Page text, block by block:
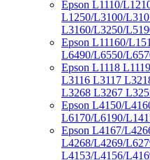
Epson L1110/
L1250/L3100/
L3160/L3250/
Epson L11160/
L6490/L6550/
Epson L1118
L3116 L3117
L3268 L3267
Epson L4150/
L6170/L6190/
Epson L4167/
L4268/L4269/
L4153/L4156/